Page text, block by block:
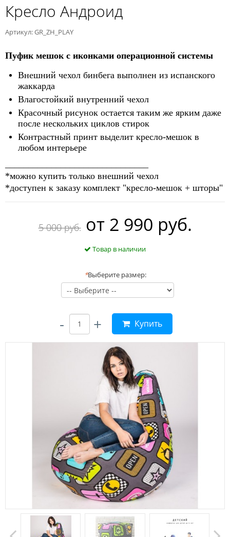
Кресло Андроид
Артикул: GR_ZH_PLAY
Пуфик мешок с иконками операционной системы
Внешний чехол бинбега выполнен из испанского
жаккарда
Влагостойкий внутренний чехол
Красочный рисунок остается таким же ярким даже
после нескольких циклов стирок
Контрастный принт выделит кресло-мешок в
любом интерьере
*можно купить только внешний чехол
*доступен к заказу комплект "кресло-мешок + шторы"
5 000 руб. oт2 990 руб.
Товар в наличии
*Выберите размер:
- + Купить